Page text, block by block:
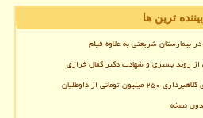
ترین ها
بیمارستان شریعتی به علاوه فیلم
روند بستری و شهادت دکتر کمال خرازی
از داوطلبان
نسخه